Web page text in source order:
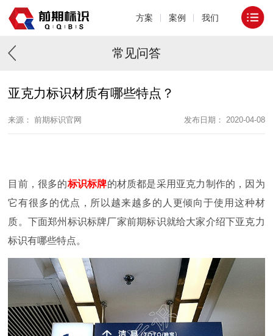
方案 案例 我们
常见问答
亚克力标识材质有哪些特点？
来源： 前期标识官网 发布日期： 2020-04-08
目前，很多的标识标牌的材质都是采用亚克力制作的，因为
它有很多的优点，所以越来越多的人更倾向于使用这种材
质。下面郑州标识标牌厂家前期标识就给大家介绍下亚克力
标识有哪些特点。